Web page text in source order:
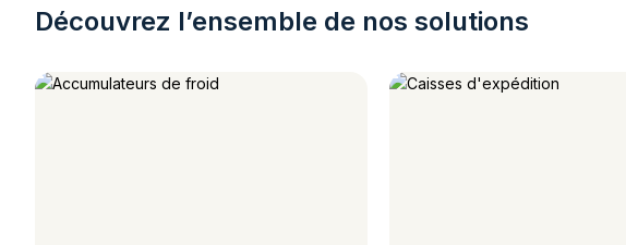
Découvrez l’ensemble de nos solutions